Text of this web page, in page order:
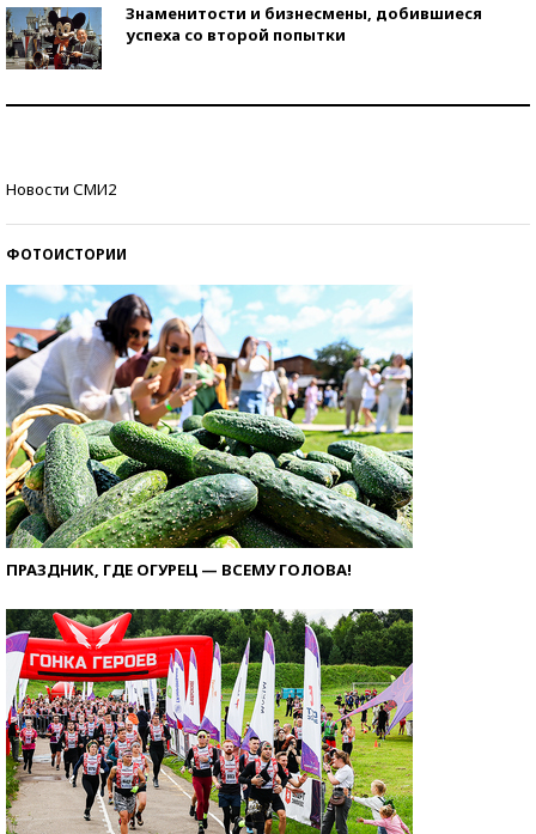
Знаменитости и бизнесмены, добившиеся
успеха со второй попытки
Новости СМИ2
ФОТОИСТОРИИ
ПРАЗДНИК, ГДЕ ОГУРЕЦ — ВСЕМУ ГОЛОВА!